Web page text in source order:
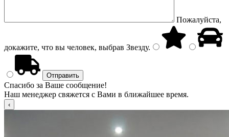
Пожалуйста,
докажите, что вы человек, выбрав Звезду.
Спасибо за Ваше сообщение!
Наш менеджер свяжется с Вами в ближайшее время.